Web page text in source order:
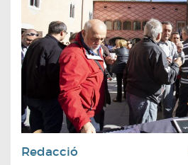
Redacció